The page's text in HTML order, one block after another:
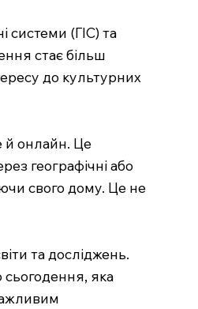
системи (ГІС) та
стає більш
до культурних
й онлайн. Це
географічні або
свого дому. Це не
та досліджень.
яка